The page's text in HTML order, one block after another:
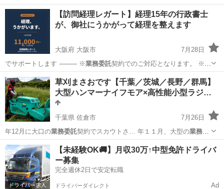
東京 文京区 巣鴨駅 運転代行 無料
【訪問経理レガート】経理15年の行政書士
が、御社にうかがって経理を整えます
大阪府 大阪市
7月28日
でサポートします ⸻ ※業務委託契約でのご対応となります。 ※税
務…
大阪 大阪市 その他
草刈まさおです【千葉／茨城／長野／群馬】
大型ハンマーナイフモア×高性能小型ラジ…
千葉県 佐倉市
7月26日
年12月に大口の業務委託契約でスカウトさ… 年１１月、大型の業務委
託契約を終了させて…
千葉 佐倉市 草刈り 草刈
【未経験OK🚚】月収30万↑中型免許ドライバ
ー募集
完全週休2日で安定転職
ドライバーダイレクト Ad